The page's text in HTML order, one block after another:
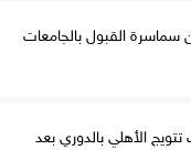
سماسرة القبول بالجامعات
الأهلي بالدوري بعد